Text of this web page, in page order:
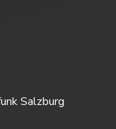
Salzburg